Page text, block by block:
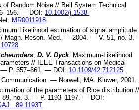
of Random Noise // Bell System Technical
. — DOI: 10.1002/j.1538-
MR0011918.
Likelihood estimation of signal amplitude
Magn. Reson. Med. — 2004. — V. 51, no. 3.
.
, D. V. Dyck. Maximum-Likelihood
//
IEEE Transactions on Medical
P. 357–361. — DOI: 10.1109/42.712125.
. — Norwell, MA: Kluwer, 2001.
of the parameters of Rice distribution //
89, no. 3. — P. 1193–1197. — DOI:
.